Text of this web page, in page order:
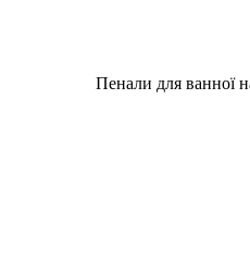
Пенали для ванної